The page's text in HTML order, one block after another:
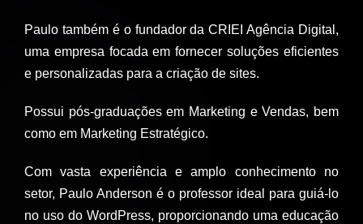
Paulo também é o fundador da CRIEI Agência Digital,
uma empresa focada em fornecer soluções eficientes
e personalizadas para a criação de sites.
Possui pós-graduações em Marketing e Vendas, bem
como em Marketing Estratégico.
Com vasta experiência e amplo conhecimento no
setor, Paulo Anderson é o professor ideal para guiá-lo
no uso do WordPress, proporcionando uma educação